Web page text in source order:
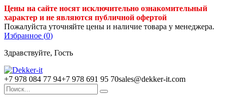
Цены на сайте носят исключительно ознакомительный
характер и не являются публичной офертой
Пожалуйста уточняйте цены и наличие товара у менеджера.
Избранное (0)
Здравствуйте, Гость
+7 978 084 77 94+7 978 691 95 70sales@dekker-it.com